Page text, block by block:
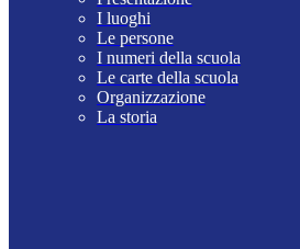
I luoghi
Le persone
I numeri della scuola
Le carte della scuola
Organizzazione
La storia